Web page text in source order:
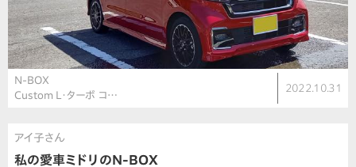
N-BOX
Custom L・ターボ コ…
2022.10.31
アイ子さん
私の愛車ミドリのN-BOX